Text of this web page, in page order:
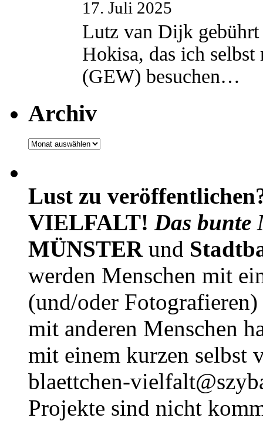
17. Juli 2025
Lutz van Dijk
Hokisa, das ich
(GEW) besuchen…
Archiv
Archiv
Lust zu
VIELFALT! Das bunte
MÜNSTER und
werden Menschen mit
(und/oder
mit anderen Menschen
mit einem kurzen selbst
blaettchen-
Projekte sind nicht